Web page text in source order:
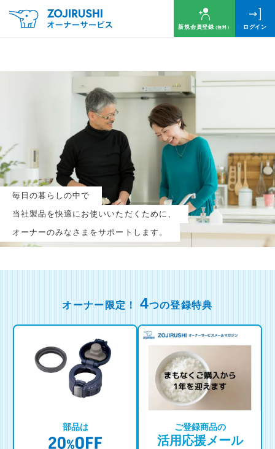
新規会員登録（無料） ログイン
毎日の暮らしの中で
当社製品を快適にお使いいただくために、
オーナーのみなさまをサポートします。
毎月抽選で 名様に
円分のQUOカードプレゼント！
新規会員登録（無料）
ログイン
※新規会員登録または追加製品登録をいただいた方が対象です
※オーナーサービスは日本国内にお住まいの個人の方向けサービスとなります
オーナー限定！ 4つの登録特典
部品は ご登録商品の
活用応援メール